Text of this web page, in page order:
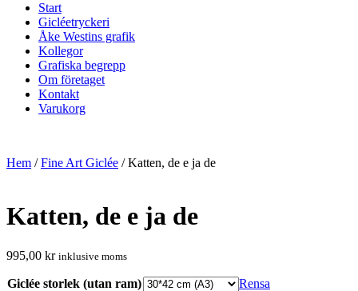
Start
Gicléetryckeri
Åke Westins grafik
Kollegor
Grafiska begrepp
Om företaget
Kontakt
Varukorg
Hem /Fine Art Giclée / Katten, de e ja de
Katten, de e ja de
995,00 kr inklusive moms
Giclée storlek (utan ram)
Rensa